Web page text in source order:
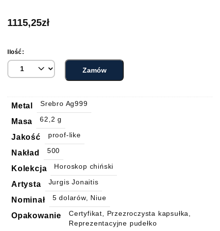
1115,25zł
Ilość:
Zamów
Metal Srebro Ag999
Masa 62,2 g
Jakość proof-like
Nakład 500
Kolekcja Horoskop chiński
Artysta Jurgis Jonaitis
Nominał 5 dolarów, Niue
Opakowanie
Certyfikat, Przezroczysta kapsułka,
Reprezentacyjne pudełko